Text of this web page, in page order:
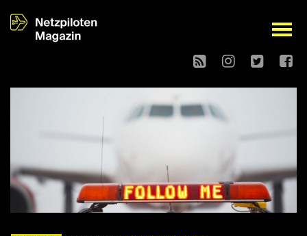
open